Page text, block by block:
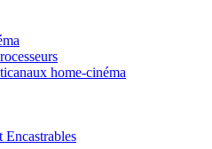
home-cinéma
Encastrables